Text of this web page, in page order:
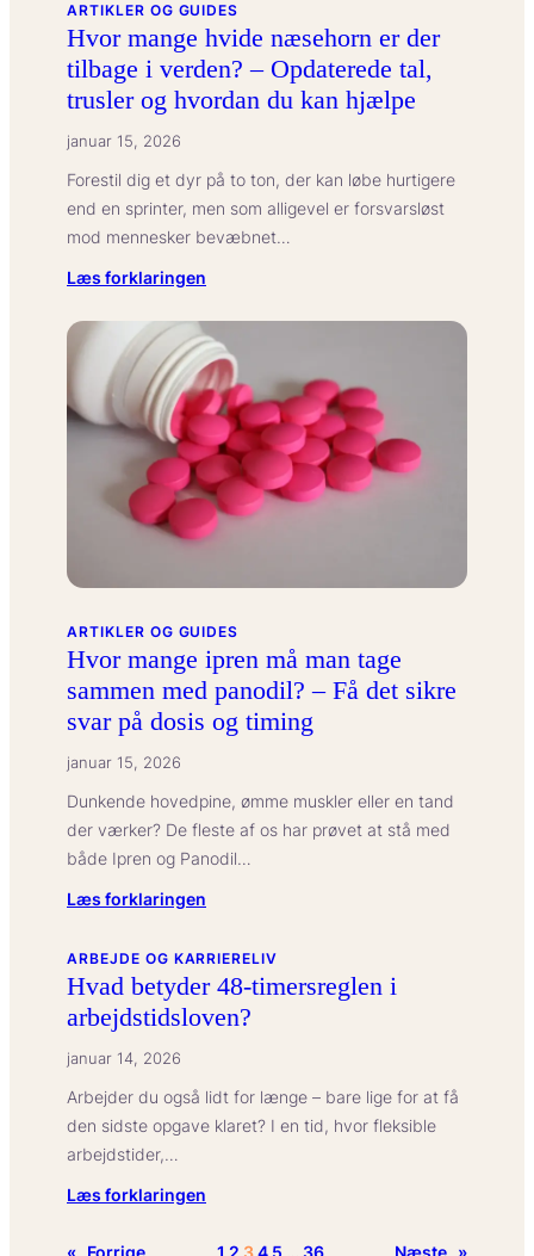
ARTIKLER OG GUIDES
Hvor mange hvide næsehorn er der
tilbage i verden? – Opdaterede tal,
trusler og hvordan du kan hjælpe
januar 15, 2026
Forestil dig et dyr på to ton, der kan løbe hurtigere
end en sprinter, men som alligevel er forsvarsløst
mod mennesker bevæbnet…
Læs forklaringen
mange
hvide
næsehorn
er
der
tilbage
i
verden?
Opdaterede
trusler
og
hvordan
du
hjælpe
ARTIKLER OG GUIDES
Hvor mange ipren må man tage
sammen med panodil? – Få det sikre
svar på dosis og timing
januar 15, 2026
Dunkende hovedpine, ømme muskler eller en tand
der værker? De fleste af os har prøvet at stå med
både Ipren og Panodil…
Læs forklaringen
mange
ipren
må
sammen
med
det
ARBEJDE OG KARRIERELIV
Hvad betyder 48-timersreglen i
arbejdstidsloven?
januar 14, 2026
Arbejder du også lidt for længe – bare lige for at få
den sidste opgave klaret? I en tid, hvor fleksible
arbejdstider,…
Læs forklaringen
betyder